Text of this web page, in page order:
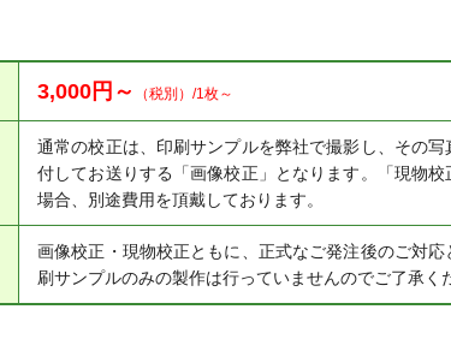
3,000円～ （税別）/1枚～
通常の校正は、印刷サンプルを弊社で撮影し、その写
付してお送りする「画像校正」となります。「現物校
場合、別途費用を頂戴しております。
画像校正・現物校正ともに、正式なご発注後のご対応
刷サンプルのみの製作は行っていませんのでご了承く